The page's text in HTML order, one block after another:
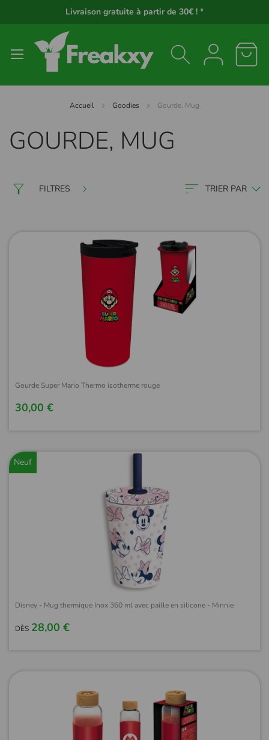
Livraison gratuite à partir de 30€ ! *
Accueil Goodies Gourde, Mug
GOURDE, MUG
FILTRES TRIER PAR
Gourde Super Mario Thermo isotherme rouge
30,00 €
Neuf
Disney - Mug thermique Inox 360 ml avec paille en silicone - Minnie
DÈS 28,00 €
Panneau de gestion des cookies